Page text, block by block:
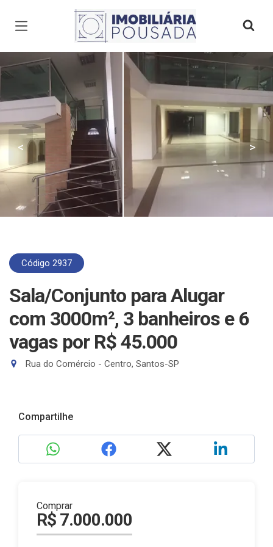
Página inicial
< >
Código 2937
Sala/Conjunto para Alugar
com 3000m², 3 banheiros e 6
vagas por R$ 45.000
Rua do Comércio - Centro, Santos-SP
Compartilhe
Comprar
R$ 7.000.000